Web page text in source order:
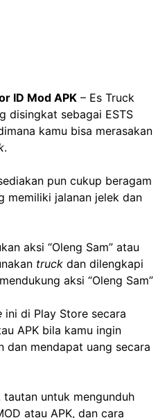
ID Mod APK – Es Truck
disingkat sebagai ESTS
kamu bisa merasakan
.
pun cukup beragam
memiliki jalanan jelek dan
aksi “Oleng Sam” atau
truck dan dilengkapi
aksi “Oleng Sam”
ini di Play Store secara
APK bila kamu ingin
dan mendapat uang secara
untuk mengunduh
atau APK, dan cara